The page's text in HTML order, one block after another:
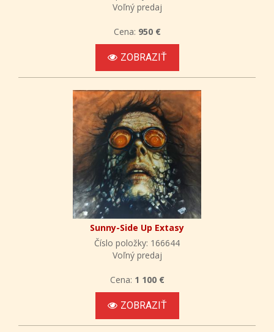
Voľný predaj
Cena: 950 €
ZOBRAZIŤ
Sunny-Side Up Extasy
Číslo položky: 166644
Voľný predaj
Cena: 1 100 €
ZOBRAZIŤ